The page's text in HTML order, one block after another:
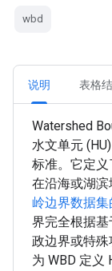
wbd
说明 表格
Watershed
水文单元
标准。它定
在沿海或湖
岭边界数据
界完全根据
政边界或特殊
为 WBD 定义